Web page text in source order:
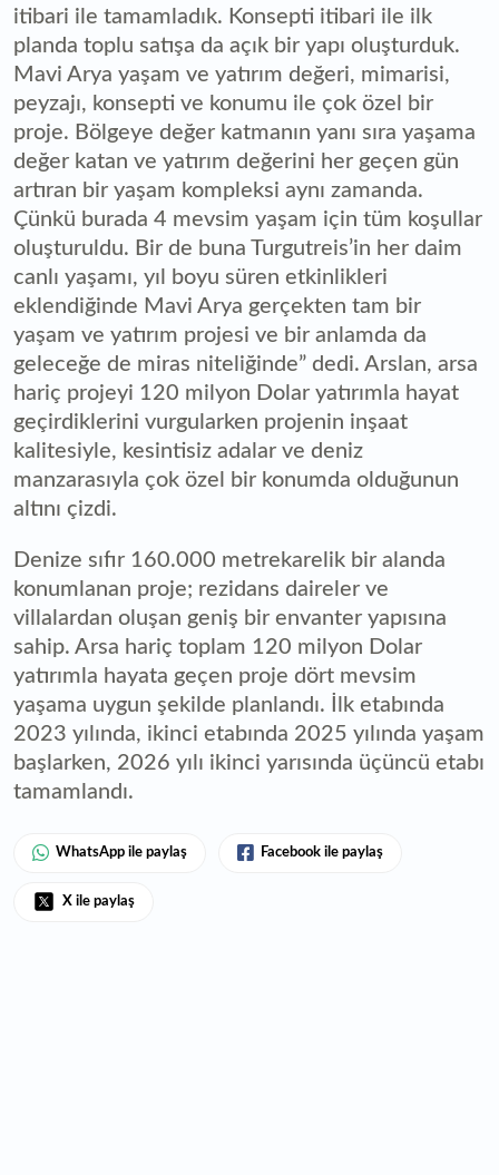
itibari ile tamamladık. Konsepti itibari ile ilk
planda toplu satışa da açık bir yapı oluşturduk.
Mavi Arya yaşam ve yatırım değeri, mimarisi,
peyzajı, konsepti ve konumu ile çok özel bir
proje. Bölgeye değer katmanın yanı sıra yaşama
değer katan ve yatırım değerini her geçen gün
artıran bir yaşam kompleksi aynı zamanda.
Çünkü burada 4 mevsim yaşam için tüm koşullar
oluşturuldu. Bir de buna Turgutreis’in her daim
canlı yaşamı, yıl boyu süren etkinlikleri
eklendiğinde Mavi Arya gerçekten tam bir
yaşam ve yatırım projesi ve bir anlamda da
geleceğe de miras niteliğinde” dedi. Arslan, arsa
hariç projeyi 120 milyon Dolar yatırımla hayat
geçirdiklerini vurgularken projenin inşaat
kalitesiyle, kesintisiz adalar ve deniz
manzarasıyla çok özel bir konumda olduğunun
altını çizdi.
Denize sıfır 160.000 metrekarelik bir alanda
konumlanan proje; rezidans daireler ve
villalardan oluşan geniş bir envanter yapısına
sahip. Arsa hariç toplam 120 milyon Dolar
yatırımla hayata geçen proje dört mevsim
yaşama uygun şekilde planlandı. İlk etabında
2023 yılında, ikinci etabında 2025 yılında yaşam
başlarken, 2026 yılı ikinci yarısında üçüncü etabı
tamamlandı.
WhatsApp ile paylaş Facebook ile paylaş
X ile paylaş